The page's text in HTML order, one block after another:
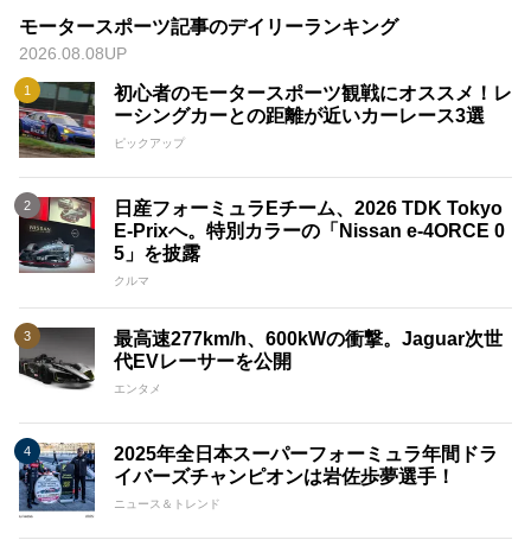
モータースポーツ記事のデイリーランキング
2026.08.08UP
初心者のモータースポーツ観戦にオススメ！レ
ーシングカーとの距離が近いカーレース3選
ピックアップ
日産フォーミュラEチーム、2026 TDK Tokyo
E-Prixへ。特別カラーの「Nissan e-4ORCE 0
5」を披露
クルマ
最高速277km/h、600kWの衝撃。Jaguar次世
代EVレーサーを公開
エンタメ
2025年全日本スーパーフォーミュラ年間ドラ
イバーズチャンピオンは岩佐歩夢選手！
ニュース＆トレンド